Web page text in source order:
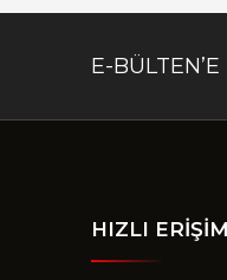
E-
HIZLI ERİŞİM